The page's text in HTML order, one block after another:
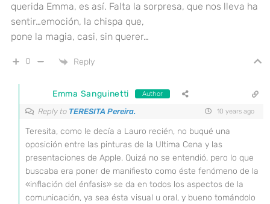
querida Emma, es así. Falta la sorpresa, que nos lleva ha
sentir…emoción, la chispa que,
pone la magia, casi, sin querer…
0 Reply
Emma Sanguinetti Author
Reply to TERESITA Pereira. 10 years ago
Teresita, como le decía a Lauro recién, no buqué una
oposición entre las pinturas de la Ultima Cena y las
presentaciones de Apple. Quizá no se entendió, pero lo que
buscaba era poner de manifiesto como éste fenómeno de la
«inflación del énfasis» se da en todos los aspectos de la
comunicación, ya sea ésta visual u oral, y bueno tomándolo